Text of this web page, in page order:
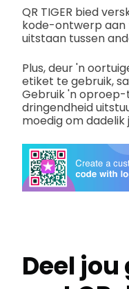
QR TIGER bied
kode-ontwerp aan
uitstaan tussen
Plus, deur 'n
etiket te gebruik,
Gebruik 'n
dringendheid
moedig om dadelik
Deel